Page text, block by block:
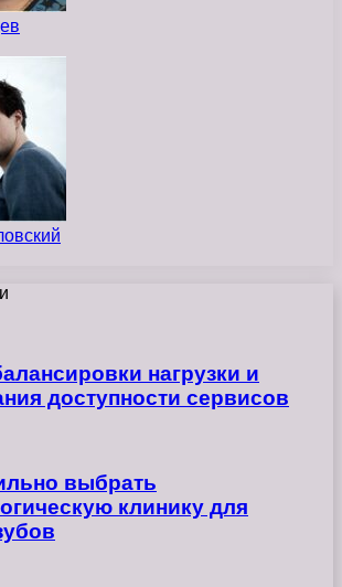
нагрузки и
доступности сервисов
выбрать
клинику для